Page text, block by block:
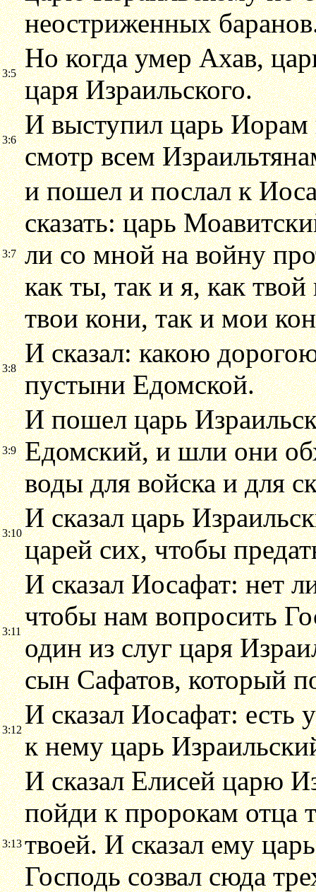
неостриженных
3:5
Но когда умер Ахав,
царя Израильского.
3:6
И выступил царь Иорам
смотр всем
3:7
и пошел и послал к
сказать: царь
ли со мной на войну
как ты, так и я, как
твои кони, так и мои
3:8
И сказал: какою
пустыни Едомской.
3:9
И пошел царь
Едомский, и шли они
воды для войска и для
3:10
И сказал царь
царей сих, чтобы
3:11
И сказал Иосафат: нет
чтобы нам вопросить
один из слуг царя
сын Сафатов, который
3:12
И сказал Иосафат: есть
к нему царь
3:13
И сказал Елисей царю
пойди к пророкам отца
твоей. И сказал ему
Господь созвал сюда